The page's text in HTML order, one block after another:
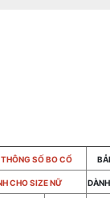
SỐ BO CỔ
CHO SIZE NỮ